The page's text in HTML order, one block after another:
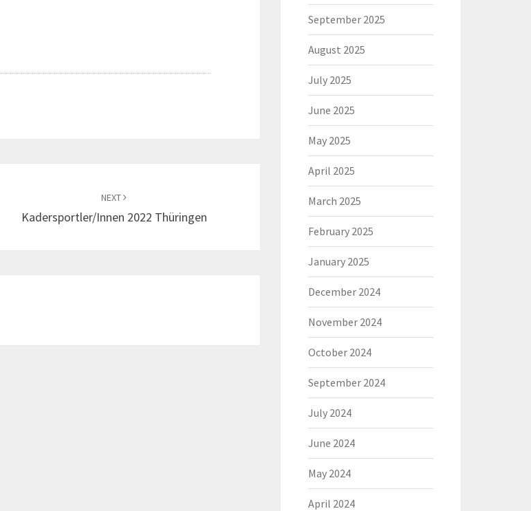
NEXT
Kadersportler/innen 2022 Thüringen
September 2025
August 2025
July 2025
June 2025
May 2025
April 2025
March 2025
February 2025
January 2025
December 2024
November 2024
October 2024
September 2024
July 2024
June 2024
May 2024
April 2024